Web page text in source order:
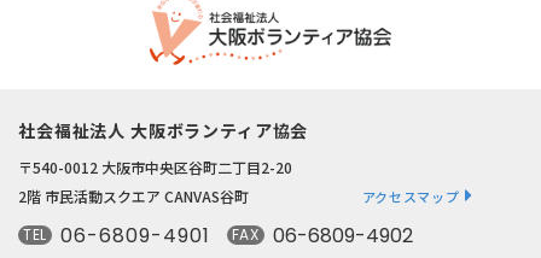
社会福祉法人 大阪ボランティア協会
〒540-0012 大阪市中央区谷町二丁目2-20
2階 市民活動スクエア CANVAS谷町
アクセスマップ
TEL 06-6809-4901 FAX 06-6809-4902